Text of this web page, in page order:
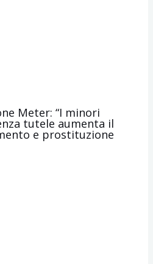
Meter: “I minori
tutele aumenta il
e prostituzione